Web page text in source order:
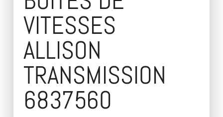
VITESSES
ALLISON
TRANSMISSION
6837560